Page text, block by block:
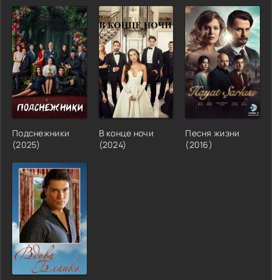
Подснежники
(2025)
В конце ночи
(2024)
Песня жизни
(2016)